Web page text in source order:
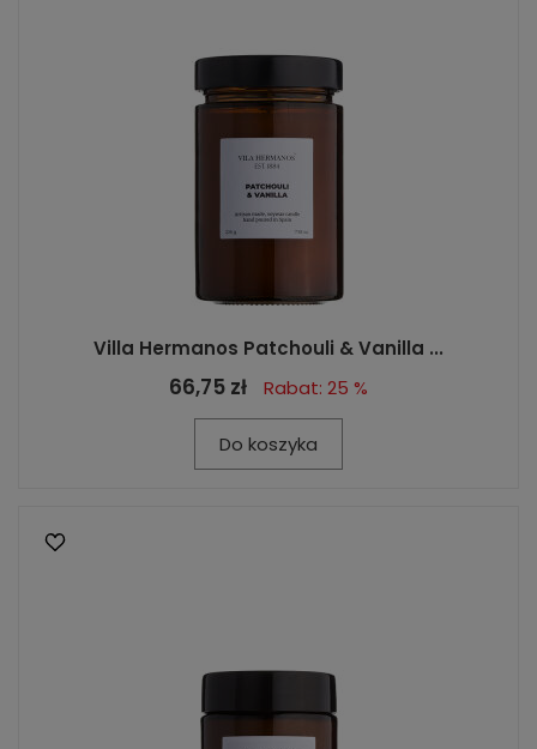
Villa Hermanos Patchouli & Vanilla ...
66,75 zł Rabat: 25 %
Do koszyka